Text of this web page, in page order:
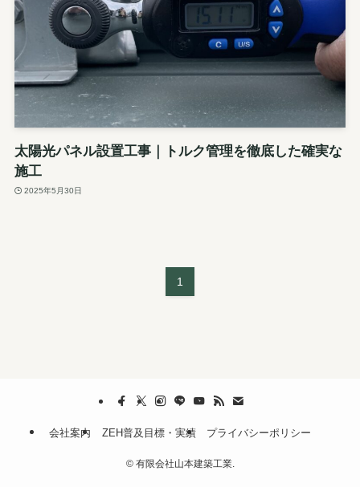
太陽光パネル設置工事｜トルク管理を徹底した確実な
施工
2025年5月30日
1
会社案内 ZEH普及目標・実績 プライバシーポリシー
©有限会社山本建築工業.